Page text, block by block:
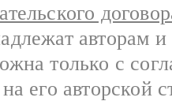
авторам
только с
его авторской